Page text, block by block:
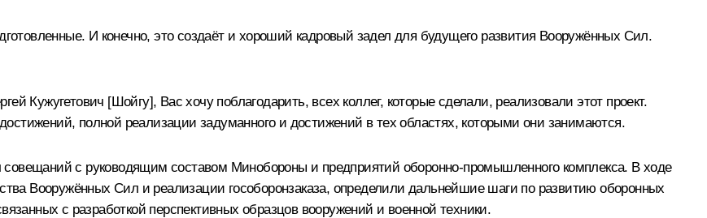
И конечно, это создаёт и хороший кадровый задел для будущего развития Вооружённых Сил.
Кужугетович [Шойгу], Вас хочу поблагодарить, всех коллег, которые сделали, реализовали этот проект.
полной реализации задуманного и достижений в тех областях, которыми они занимаются.
с руководящим составом Минобороны и предприятий оборонно-промышленного комплекса. В ходе
Вооружённых Сил и реализации гособоронзаказа, определили дальнейшие шаги по развитию оборонных
с разработкой перспективных образцов вооружений и военной техники.